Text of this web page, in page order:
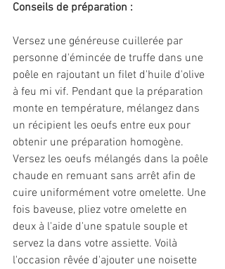
Conseils de préparation :
Versez une généreuse cuillerée par
personne d'émincée de truffe dans une
poêle en rajoutant un filet d'huile d'olive
à feu mi vif. Pendant que la préparation
monte en température, mélangez dans
un récipient les oeufs entre eux pour
obtenir une préparation homogène.
Versez les oeufs mélangés dans la poêle
chaude en remuant sans arrêt afin de
cuire uniformément votre omelette. Une
fois baveuse, pliez votre omelette en
deux à l'aide d'une spatule souple et
servez la dans votre assiette. Voilà
l'occasion rêvée d'ajouter une noisette